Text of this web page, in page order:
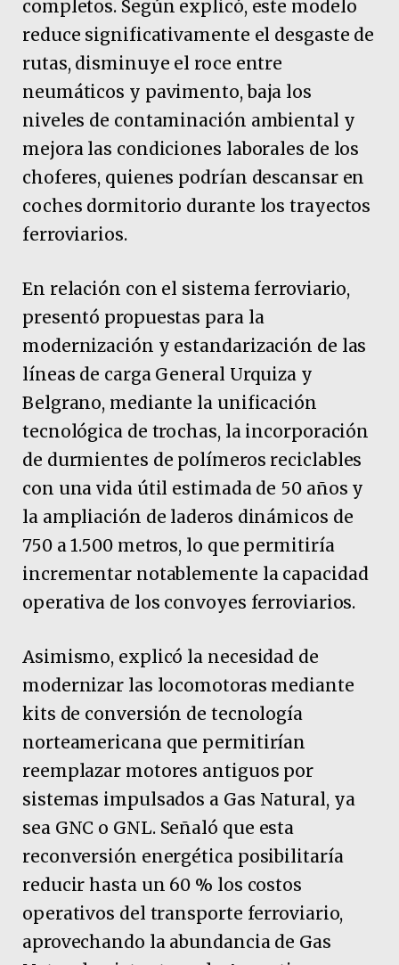
completos. Según explicó, este modelo
reduce significativamente el desgaste de
rutas, disminuye el roce entre
neumáticos y pavimento, baja los
niveles de contaminación ambiental y
mejora las condiciones laborales de los
choferes, quienes podrían descansar en
coches dormitorio durante los trayectos
ferroviarios.
En relación con el sistema ferroviario,
presentó propuestas para la
modernización y estandarización de las
líneas de carga General Urquiza y
Belgrano, mediante la unificación
tecnológica de trochas, la incorporación
de durmientes de polímeros reciclables
con una vida útil estimada de 50 años y
la ampliación de laderos dinámicos de
750 a 1.500 metros, lo que permitiría
incrementar notablemente la capacidad
operativa de los convoyes ferroviarios.
Asimismo, explicó la necesidad de
modernizar las locomotoras mediante
kits de conversión de tecnología
norteamericana que permitirían
reemplazar motores antiguos por
sistemas impulsados a Gas Natural, ya
sea GNC o GNL. Señaló que esta
reconversión energética posibilitaría
reducir hasta un 60 % los costos
operativos del transporte ferroviario,
aprovechando la abundancia de Gas